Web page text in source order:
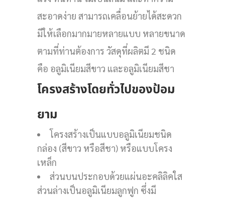
สะอาดง่าย สามารถเคลื่อนย้ายได้สะดวก
มีให้เลือกมากมายหลายแบบ หลายขนาด
ตามที่ท่านต้องการ วัสดุที่ผลิตมี 2 ชนิด
คือ อลูมิเนียมสีขาว และอลูมิเนียมสีชา
โครงสร้างโดยทั่วไปของป้อม
ยาม
โครงสร้างเป็นแบบอลูมิเนียมชนิด
กล่อง (สีขาว หรือสีชา) หรือแบบโครง
เหล็ก
ส่วนบนประกอบด้วยแผ่นอะคลิลิคใส
ส่วนล่างเป็นอลูมิเนียมลูกฟูก ซึ่งมี